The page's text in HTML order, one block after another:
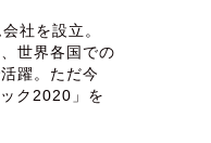
社を設立。
世界各国での
躍。ただ今
ク2020」を